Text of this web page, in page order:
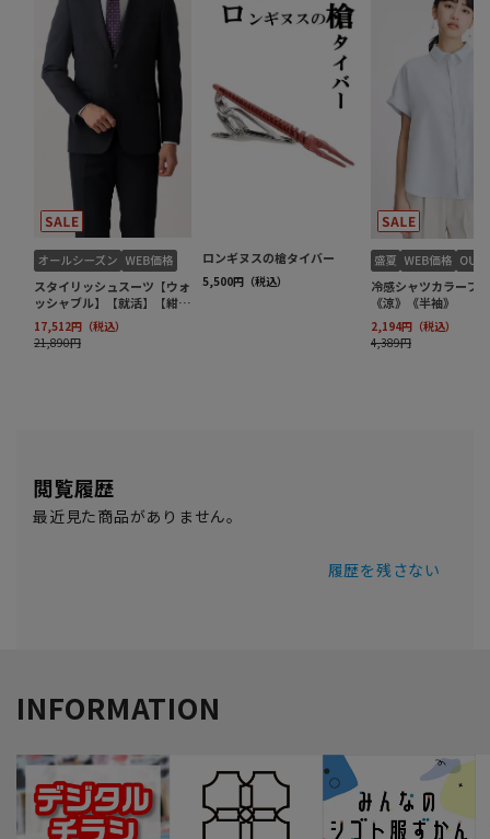
閲覧履歴
最近見た商品がありません。
履歴を残さない
INFORMATION